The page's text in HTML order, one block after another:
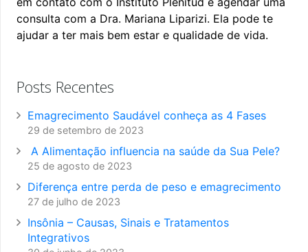
consulta com a Dra. Mariana Liparizi. Ela pode te
ajudar a ter mais bem estar e qualidade de vida.
Posts Recentes
Emagrecimento Saudável conheça as 4 Fases
29 de setembro de 2023
A Alimentação influencia na saúde da Sua Pele?
25 de agosto de 2023
Diferença entre perda de peso e emagrecimento
27 de julho de 2023
Insônia – Causas, Sinais e Tratamentos
Integrativos